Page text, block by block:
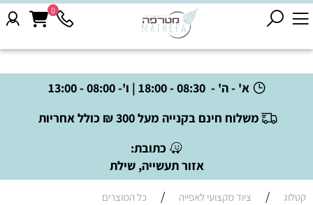
א' - ה' - 08:30 - 18:00 | ו'- 08:00 - 13:00
משלוח חינם בקנייה מעל 300 ₪ כולל אחריות
כתובת:
אזור תעשייה, שילת
0
קטלוג / ציוד מקצועי לאפייה / כל המוצרים